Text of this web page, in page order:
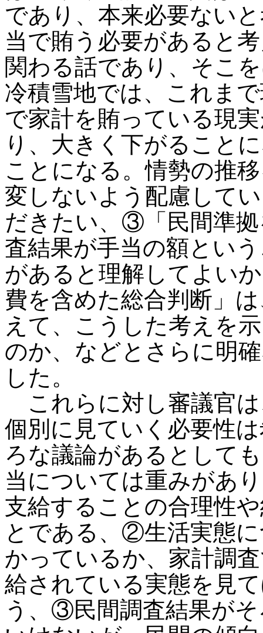
であり、本来必要ない
当で賄う必要があると
関わる話であり、そこ
冷積雪地では、これま
で家計を賄っている現
り、大きく下がること
ことになる。情勢の推
変しないよう配慮して
だきたい、③「民間準
査結果が手当の額とい
があると理解してよい
費を含めた総合判断」
えて、こうした考えを
のか、などとさらに明
した。
これらに対し審議官
個別に見ていく必要性
ろな議論があるとして
当については重みがあ
支給することの合理性
とである、②生活実態
かっているか、家計調
給されている実態を見
う、③民間調査結果が